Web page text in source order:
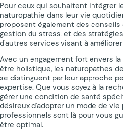
Pour ceux qui souhaitent intégrer
naturopathie dans leur vie
proposent également des
gestion du stress, et des
d'autres services visant à
Avec un engagement fort envers
être holistique, les naturopathes
se distinguent par leur approche
expertise. Que vous soyez à la
gérer une condition de santé
désireux d'adopter un mode de vie
professionnels sont là pour vous
être optimal.